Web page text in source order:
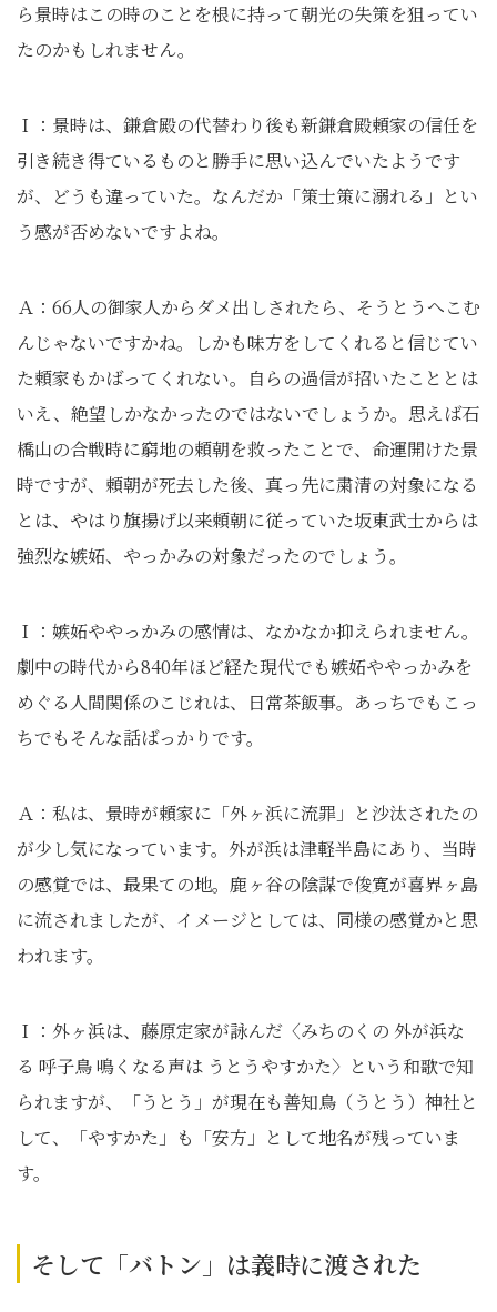
ら景時はこの時のことを根に持って朝光の失策を狙ってい
たのかもしれません。
Ｉ：景時は、鎌倉殿の代替わり後も新鎌倉殿頼家の信任を
引き続き得ているものと勝手に思い込んでいたようです
が、どうも違っていた。なんだか「策士策に溺れる」とい
う感が否めないですよね。
Ａ：66人の御家人からダメ出しされたら、そうとうへこむ
んじゃないですかね。しかも味方をしてくれると信じてい
た頼家もかばってくれない。自らの過信が招いたこととは
いえ、絶望しかなかったのではないでしょうか。思えば石
橋山の合戦時に窮地の頼朝を救ったことで、命運開けた景
時ですが、頼朝が死去した後、真っ先に粛清の対象になる
とは、やはり旗揚げ以来頼朝に従っていた坂東武士からは
強烈な嫉妬、やっかみの対象だったのでしょう。
Ｉ：嫉妬ややっかみの感情は、なかなか抑えられません。
劇中の時代から840年ほど経た現代でも嫉妬ややっかみを
めぐる人間関係のこじれは、日常茶飯事。あっちでもこっ
ちでもそんな話ばっかりです。
Ａ：私は、景時が頼家に「外ヶ浜に流罪」と沙汰されたの
が少し気になっています。外が浜は津軽半島にあり、当時
の感覚では、最果ての地。鹿ヶ谷の陰謀で俊寛が喜界ヶ島
に流されましたが、イメージとしては、同様の感覚かと思
われます。
Ｉ：外ヶ浜は、藤原定家が詠んだ〈みちのくの 外が浜な
る 呼子鳥 鳴くなる声は うとうやすかた〉という和歌で知
られますが、「うとう」が現在も善知鳥（うとう）神社と
して、「やすかた」も「安方」として地名が残っていま
す。
そして「バトン」は義時に渡された